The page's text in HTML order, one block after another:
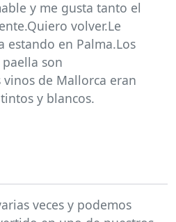
y me gusta tanto el
volver.Le
estando en Palma.Los
son
de Mallorca eran
y blancos.
veces y podemos